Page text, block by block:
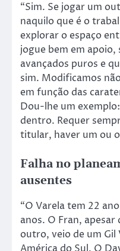
“Sim. Se jogar um
naquilo que é o
explorar o espaço
jogue bem em apoio,
avançados puros e
sim. Modificamos
em função das
Dou-lhe um
dentro. Requer
titular, haver um ou
Falha no
ausentes
“O Varela tem 22
anos. O Fran,
outro, veio de um Gil